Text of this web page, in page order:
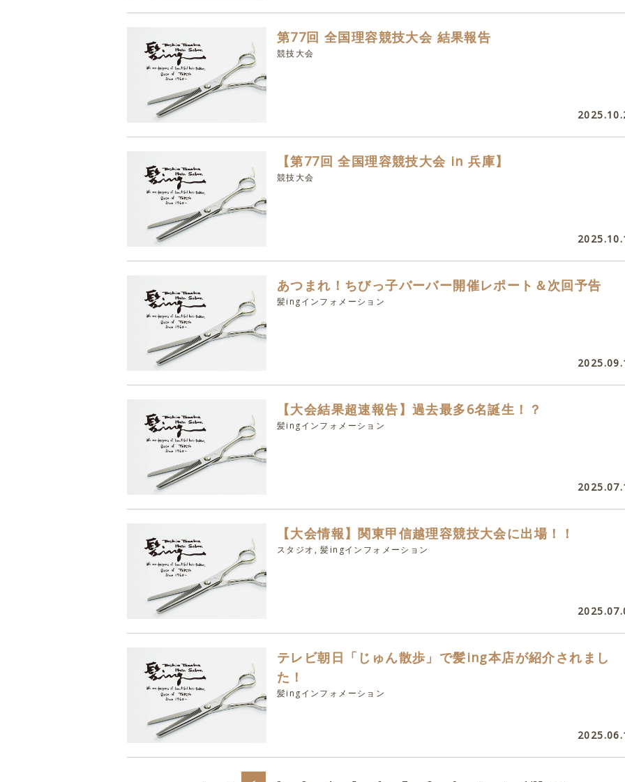
第77回 全国理容競技大会 結果報告
競技大会
【第77回 全国理容競技大会 in 兵庫】
競技大会
あつまれ！ちびっ子バーバー開催レポート＆次回予告
髪ingインフォメーション
【大会結果超速報告】過去最多6名誕生！？
髪ingインフォメーション
【大会情報】関東甲信越理容競技大会に出場！！
スタジオ, 髪ingインフォメーション
テレビ朝日「じゅん散歩」で髪ing本店が紹介されまし
た！
髪ingインフォメーション